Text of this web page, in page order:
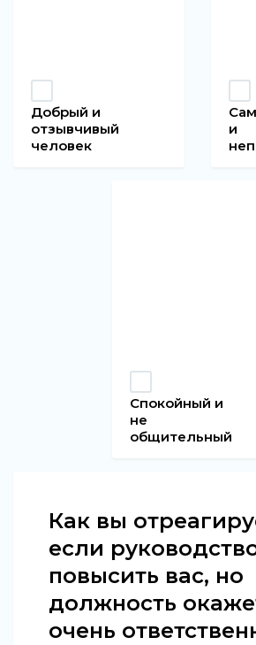
Добрый и
отзывчивый
человек
и
Спокойный и
не
общительный
Как вы
если
повысить вас, но
должность
очень